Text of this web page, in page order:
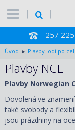
257
Úvod Plavby lodí po
Plavby NCL
Plavby Norwegian
Dovolená ve
také svobody a
jsou prázdniny na